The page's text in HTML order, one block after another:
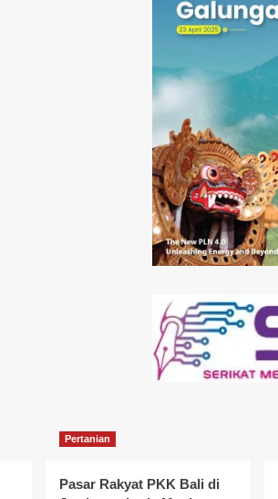
Pertanian
Pasar Rakyat PKK Bali di